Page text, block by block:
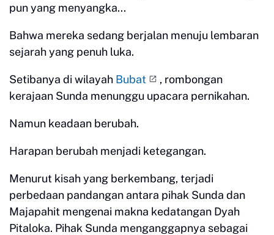
pun yang menyangka...
Bahwa mereka sedang berjalan menuju lembaran
sejarah yang penuh luka.
Setibanya di wilayah Bubat
, rombongan
kerajaan Sunda menunggu upacara pernikahan.
Namun keadaan berubah.
Harapan berubah menjadi ketegangan.
Menurut kisah yang berkembang, terjadi
perbedaan pandangan antara pihak Sunda dan
Majapahit mengenai makna kedatangan Dyah
Pitaloka. Pihak Sunda menganggapnya sebagai